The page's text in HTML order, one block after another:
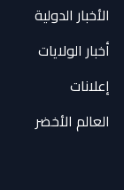
الأخبار الدولية
أخبار الولايات
إعلانات
العالم الأخضر